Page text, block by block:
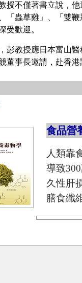
不僅著書立說，他
、「蟲草雞」、「雙
受歡迎。
教授應日本富山醫
董事長邀請，赴香港
食品營
人類靠
導致
久性肝
膳食纖